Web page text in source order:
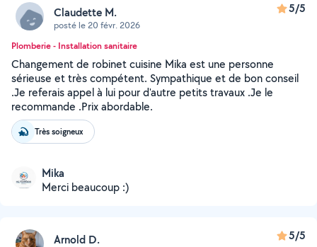
Claudette M.
posté le 20 févr. 2026
5/5
Plomberie - Installation sanitaire
Changement de robinet cuisine Mika est une personne
sérieuse et très compétent. Sympathique et de bon conseil
.Je referais appel à lui pour d'autre petits travaux .Je le
recommande .Prix abordable.
Très soigneux
Mika
Merci beaucoup :)
Arnold D. 5/5